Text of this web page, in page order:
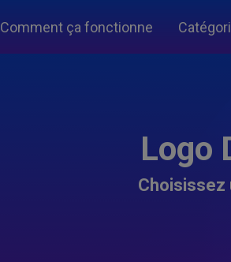
Comment ça fonctionne
Logo
Choisissez